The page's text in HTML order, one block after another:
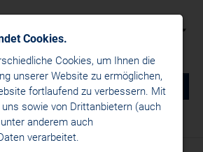
0 DE
League / Teamlogos
Cookies.
Cookies, um Ihnen die
unserer Website zu ermöglichen,
fortlaufend zu verbessern. Mit
sowie von Drittanbietern (auch
anderem auch
verarbeitet.